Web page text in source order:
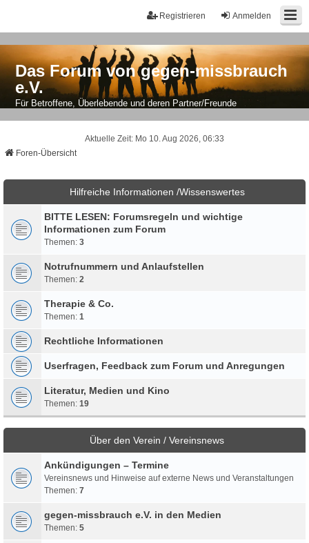
Anmelden
Registrieren
Das Forum von gegen-missbrauch
e.V.
Für Betroffene, Überlebende und deren Partner/Freunde
Aktuelle Zeit: Mo 10. Aug 2026, 06:33
Foren-Übersicht
Hilfreiche Informationen /Wissenswertes
BITTE LESEN: Forumsregeln und wichtige
Informationen zum Forum
Themen: 3
Notrufnummern und Anlaufstellen
Themen: 2
Therapie & Co.
Themen: 1
Rechtliche Informationen
Userfragen, Feedback zum Forum und Anregungen
Literatur, Medien und Kino
Themen: 19
Über den Verein / Vereinsnews
Ankündigungen – Termine
Vereinsnews und Hinweise auf externe News und Veranstaltungen
Themen: 7
gegen-missbrauch e.V. in den Medien
Themen: 5